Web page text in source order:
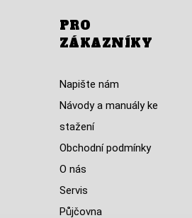
PRO
ZÁKAZNÍKY
Napište nám
Návody a manuály ke
stažení
Obchodní podmínky
O nás
Servis
Půjčovna